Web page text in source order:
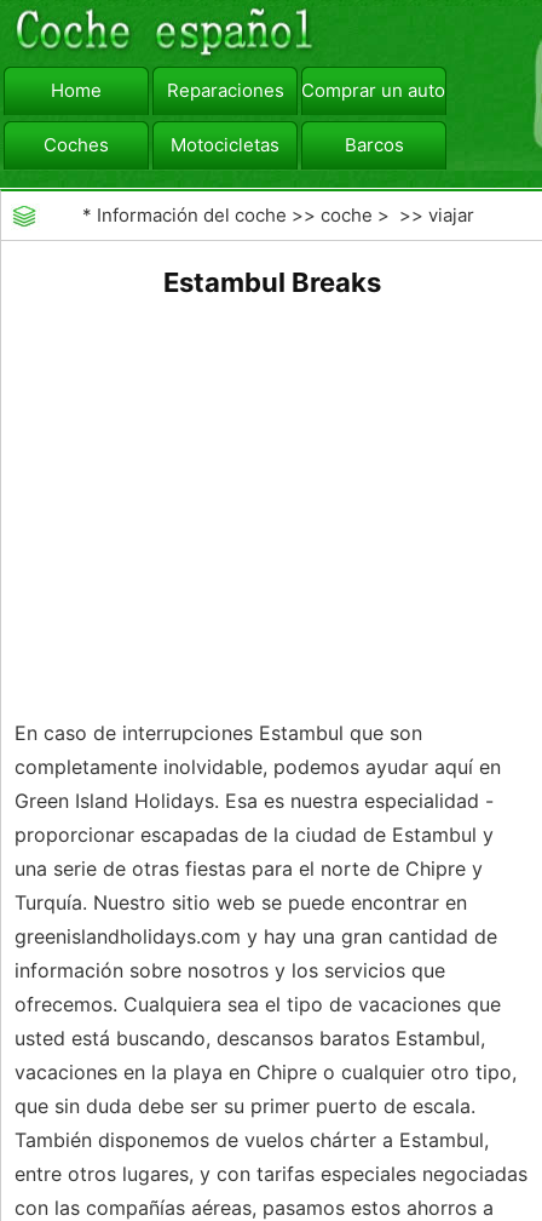
Home Reparaciones Comprar un automóvil
Coches Motocicletas Barcos
viajar Camiones
* Información del coche >>coche > >>viajar
Estambul Breaks
En caso de interrupciones Estambul que son
completamente inolvidable, podemos ayudar aquí en
Green Island Holidays. Esa es nuestra especialidad -
proporcionar escapadas de la ciudad de Estambul y
una serie de otras fiestas para el norte de Chipre y
Turquía. Nuestro sitio web se puede encontrar en
greenislandholidays.com y hay una gran cantidad de
información sobre nosotros y los servicios que
ofrecemos. Cualquiera sea el tipo de vacaciones que
usted está buscando, descansos baratos Estambul,
vacaciones en la playa en Chipre o cualquier otro tipo,
que sin duda debe ser su primer puerto de escala.
También disponemos de vuelos chárter a Estambul,
entre otros lugares, y con tarifas especiales negociadas
con las compañías aéreas, pasamos estos ahorros a